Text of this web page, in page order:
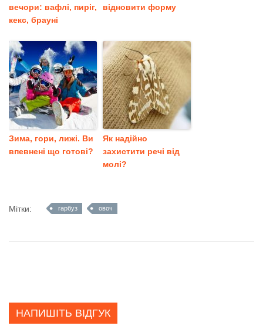
вечори: вафлі, пиріг,
кекс, брауні
відновити форму
Зима, гори, лижі. Ви
впевнені що готові?
Як надійно
захистити речі від
молі?
Мітки: гарбуз овоч
НАПИШІТЬ ВІДГУК